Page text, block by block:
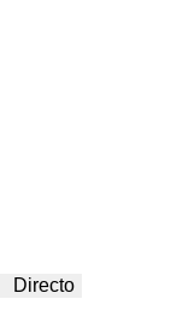
Directo